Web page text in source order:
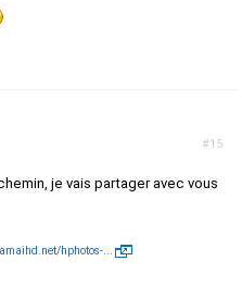
#15
je vais partager avec vous
hphotos-...